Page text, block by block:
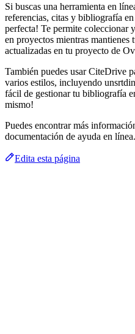
Si buscas una herramienta en
referencias, citas y bibliografía
perfecta! Te permite coleccionar
en proyectos mientras mantienes
actualizadas en tu proyecto de
También puedes usar CiteDrive
varios estilos, incluyendo
fácil de gestionar tu bibliografía
mismo!
Puedes encontrar más
documentación de ayuda en línea.
Edita esta página